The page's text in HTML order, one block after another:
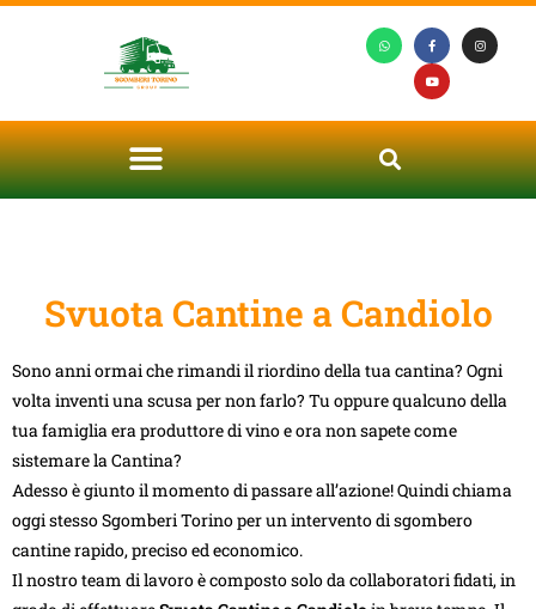
Svuota Cantine a Candiolo
Sono anni ormai che rimandi il riordino della tua cantina? Ogni
volta inventi una scusa per non farlo? Tu oppure qualcuno della
tua famiglia era produttore di vino e ora non sapete come
sistemare la Cantina?
Adesso è giunto il momento di passare all’azione! Quindi chiama
oggi stesso Sgomberi Torino per un intervento di sgombero
cantine rapido, preciso ed economico.
Il nostro team di lavoro è composto solo da collaboratori fidati, in